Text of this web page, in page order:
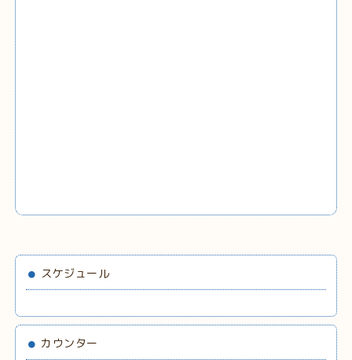
スケジュール
カウンター